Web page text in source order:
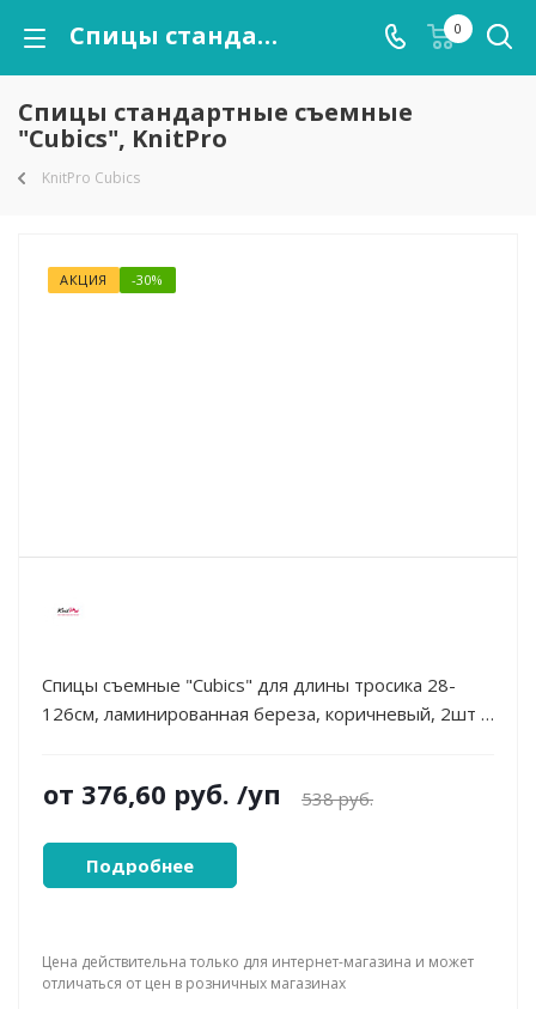
Спицы стандартные съемные "Cubics", KnitPro 0
Спицы стандартные съемные
"Cubics", KnitPro
KnitPro Cubics
АКЦИЯ -30%
Спицы съемные "Cubics" для длины тросика 28-
126см, ламинированная береза, коричневый, 2шт в
от 376,60 руб. /уп 538 руб.
Подробнее
Цена действительна только для интернет-магазина и может
отличаться от цен в розничных магазинах